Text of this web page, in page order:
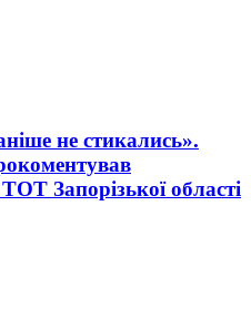
не стикались».
Запорізької області